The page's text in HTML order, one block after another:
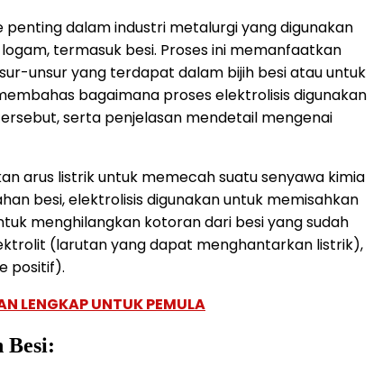
dalam industri metalurgi yang digunakan
termasuk besi. Proses ini memanfaatkan
unsur yang terdapat dalam bijih besi atau untuk
bagaimana proses elektrolisis digunakan
serta penjelasan mendetail mengenai
arus listrik untuk memecah suatu senyawa kimia
besi, elektrolisis digunakan untuk memisahkan
menghilangkan kotoran dari besi yang sudah
(larutan yang dapat menghantarkan listrik),
positif).
LENGKAP UNTUK PEMULA
Besi: